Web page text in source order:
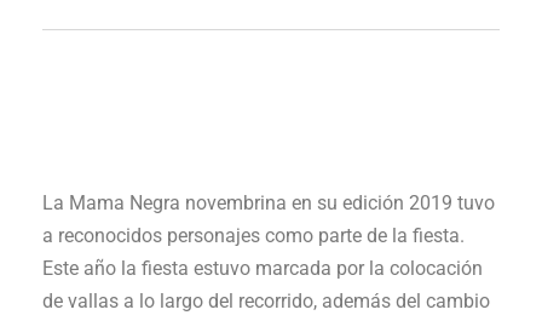
La Mama Negra novembrina en su edición 2019 tuvo
a reconocidos personajes como parte de la fiesta.
Este año la fiesta estuvo marcada por la colocación
de vallas a lo largo del recorrido, además del cambio